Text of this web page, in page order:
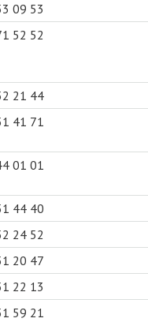
09 53
52 52
21 44
41 71
01 01
44 40
24 52
20 47
22 13
59 21